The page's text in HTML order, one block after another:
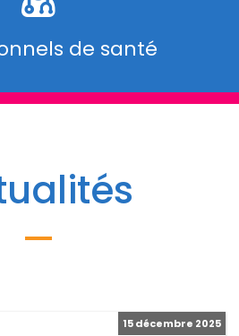
de santé
15 décembre 2025